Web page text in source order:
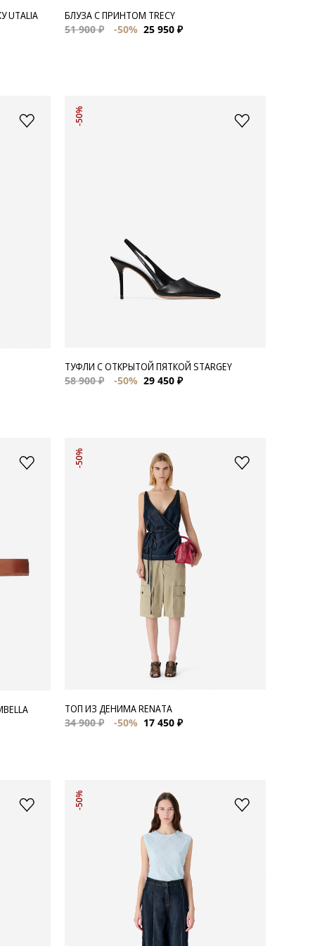
БЛУЗА С ПРИНТОМ TRECY
51 900 ₽
-50% 25 950 ₽
-50%
ТУФЛИ С ОТКРЫТОЙ ПЯТКОЙ STARGEY
58 900 ₽
-50% 29 450 ₽
-50%
ТОП ИЗ ДЕНИМА RENATA
34 900 ₽
-50% 17 450 ₽
-50%